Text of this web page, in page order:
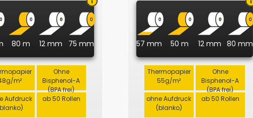
80 m 12 mm 75 mm
m²
Ohne
Bisphenol-A
(BPA frei)
Aufdruck
ab 50 Rollen
57 mm 50 m 12 mm 80 mm
Thermopapier
55g/m²
Ohne
Bisphenol-A
(BPA frei)
ohne Aufdruck
(blanko)
ab 50 Rollen